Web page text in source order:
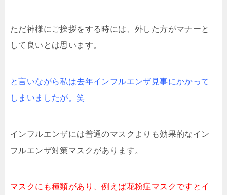
ただ神様にご挨拶をする時には、外した方がマナーと
して良いとは思います。
と言いながら私は去年インフルエンザ見事にかかって
しまいましたが。笑
インフルエンザには普通のマスクよりも効果的なイン
フルエンザ対策マスクがあります。
マスクにも種類があり、例えば花粉症マスクですとイ